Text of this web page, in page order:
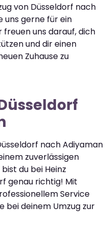
von Düsseldorf nach
uns gerne für ein
uns darauf, dich
und dir einen
Zuhause zu
nach Adiyaman
zuverlässigen
du bei Heinz
genau richtig! Mit
Service
bei deinem Umzug zur